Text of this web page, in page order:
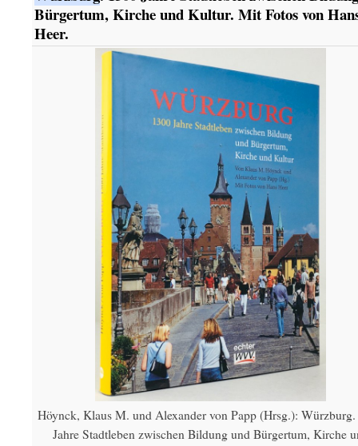
Bürgertum, Kirche und Kultur. Mit Fotos von
Heer.
Höynck, Klaus M. und Alexander von Papp (Hrsg.):
Jahre Stadtleben zwischen Bildung und Bürgertum, Kirche